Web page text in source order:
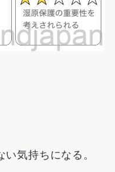
気持ちになる。